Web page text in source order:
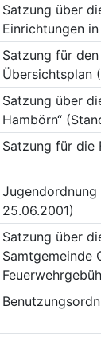
Satzung über
Einrichtungen
Satzung für
Übersichtsplan
Satzung über
Hambörn“
Satzung für die
Jugendordnung
25.06.2001)
Satzung über
Samtgemeinde